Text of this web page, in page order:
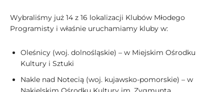
Wybraliśmy już 14 z 16 lokalizacji Klubów Młodego
Programisty i właśnie uruchamiamy kluby w:
Oleśnicy (woj. dolnośląskie) – w Miejskim Ośrodku
Kultury i Sztuki
Nakle nad Notecią (woj. kujawsko-pomorskie) – w